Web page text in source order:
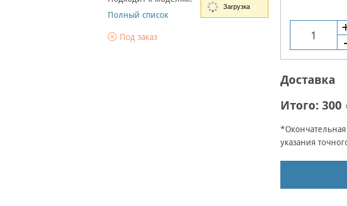
Полный список
Под заказ
Доставка
Итого: 300
*Окончательная
указания
Загрузка